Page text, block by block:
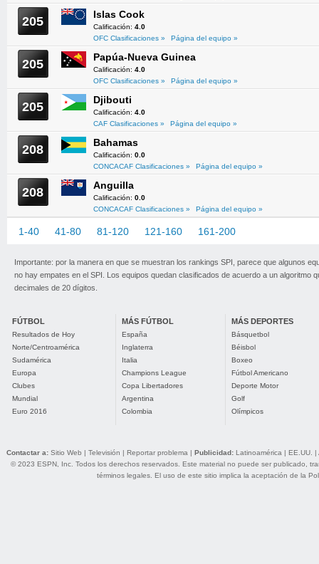
205 Islas Cook
Calificación: 4.0
OFC Clasificaciones »
Página del equipo »
205 Papúa-Nueva Guinea
Calificación: 4.0
OFC Clasificaciones »
Página del equipo »
205 Djibouti
Calificación: 4.0
CAF Clasificaciones »
Página del equipo »
208 Bahamas
Calificación: 0.0
CONCACAF Clasificaciones »
Página del equipo »
208 Anguilla
Calificación: 0.0
CONCACAF Clasificaciones »
Página del equipo »
1-40 41-80 81-120 121-160 161-200
Importante: por la manera en que se muestran los rankings SPI, parece que algunos
no hay empates en el SPI. Los equipos quedan clasificados de acuerdo a un algoritmo
decimales de 20 dígitos.
FÚTBOL
Resultados de Hoy
Norte/Centroamérica
Sudamérica
Europa
Clubes
Mundial
Euro 2016
MÁS FÚTBOL
España
Inglaterra
Italia
Champions League
Copa Libertadores
Argentina
Colombia
MÁS DEPORTES
Básquetbol
Béisbol
Boxeo
Fútbol Americano
Deporte Motor
Golf
Olímpicos
Contactar a: Sitio Web | Televisión | Reportar problema | Publicidad: Latinoamérica | EE.UU. |
© 2023 ESPN, Inc. Todos los derechos reservados. Este material no puede ser publicado,
términos legales. El uso de este sitio implica la aceptación de la